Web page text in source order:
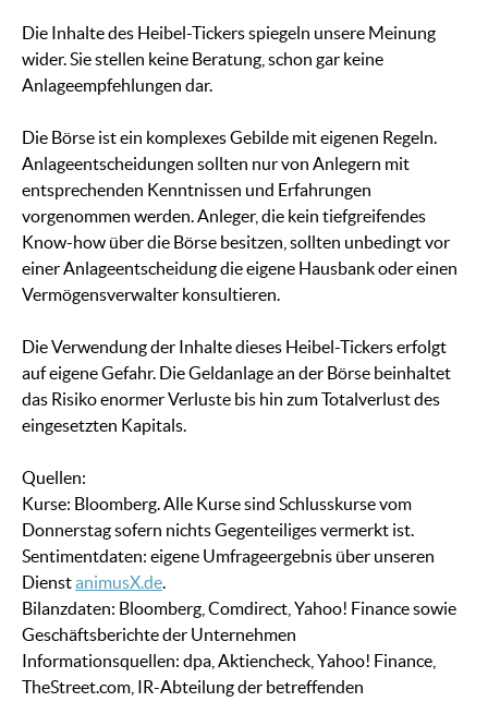
Die Inhalte des Heibel-Tickers spiegeln unsere Meinung
wider. Sie stellen keine Beratung, schon gar keine
Anlageempfehlungen dar.
Die Börse ist ein komplexes Gebilde mit eigenen Regeln.
Anlageentscheidungen sollten nur von Anlegern mit
entsprechenden Kenntnissen und Erfahrungen
vorgenommen werden. Anleger, die kein tiefgreifendes
Know-how über die Börse besitzen, sollten unbedingt vor
einer Anlageentscheidung die eigene Hausbank oder einen
Vermögensverwalter konsultieren.
Die Verwendung der Inhalte dieses Heibel-Tickers erfolgt
auf eigene Gefahr. Die Geldanlage an der Börse beinhaltet
das Risiko enormer Verluste bis hin zum Totalverlust des
eingesetzten Kapitals.
Quellen:
Kurse: Bloomberg. Alle Kurse sind Schlusskurse vom
Donnerstag sofern nichts Gegenteiliges vermerkt ist.
Sentimentdaten: eigene Umfrageergebnis über unseren
DienstanimusX.de.
Bilanzdaten: Bloomberg, Comdirect, Yahoo! Finance sowie
Geschäftsberichte der Unternehmen
Informationsquellen: dpa, Aktiencheck, Yahoo! Finance,
TheStreet.com, IR-Abteilung der betreffenden